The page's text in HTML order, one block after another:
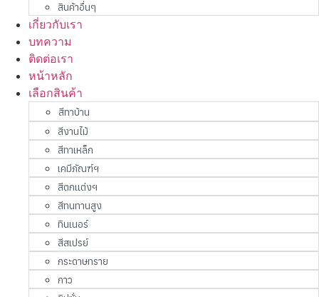
สินค้าอื่นๆ
เกี่ยวกับเรา
บทความ
ติดต่อเรา
หน้าหลัก
เลือกสินค้า
สีทาบ้าน
สีงานไม้
สีทาเหล็ก
เคมีภัณฑ์ฯ
สีตกแต่งฯ
สีทนทานสูง
ทินเนอร์
สีสเปรย์
กระดาษทราย
กาว